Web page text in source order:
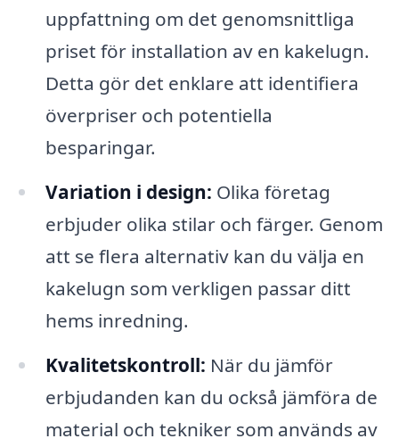
uppfattning om det genomsnittliga
priset för installation av en kakelugn.
Detta gör det enklare att identifiera
överpriser och potentiella
besparingar.
Variation i design: Olika företag
erbjuder olika stilar och färger. Genom
att se flera alternativ kan du välja en
kakelugn som verkligen passar ditt
hems inredning.
Kvalitetskontroll: När du jämför
erbjudanden kan du också jämföra de
material och tekniker som används av